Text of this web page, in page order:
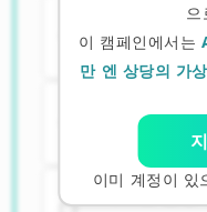
이 캠페인에서는
만 엔 상당의 가
이미 계정이 있
A. 대체 불가
Token)
B. 비금융 거
Transaction)
C. 새로운 금